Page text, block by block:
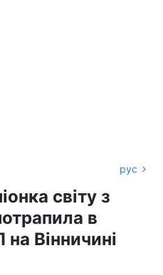
рус
світу з
в
Вінничині